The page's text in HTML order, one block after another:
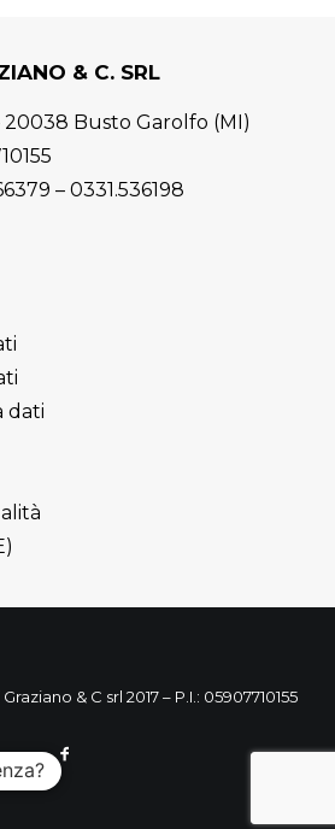
& C. SRL
20038 Busto Garolfo (MI)
– 0331.536198
dati
& C srl 2017 – P.I.: 05907710155